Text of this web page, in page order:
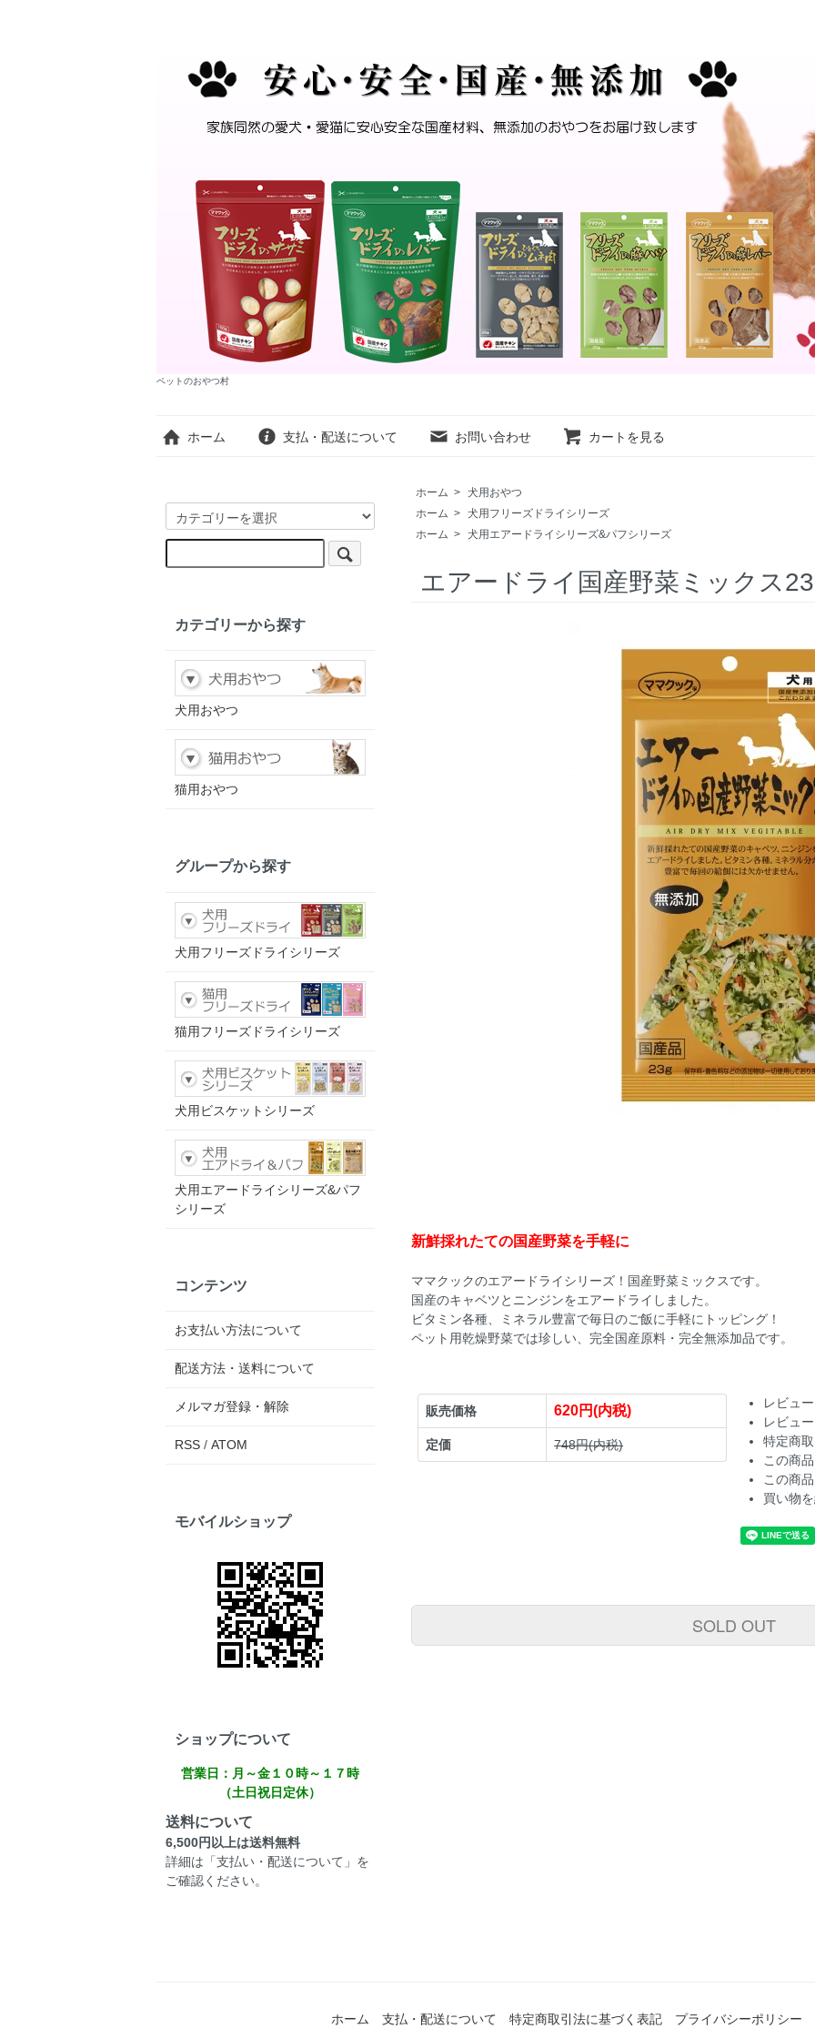
ペットのおやつ村
ホーム 支払・配送について お問い合わせ カートを見る
ホーム > 犬用おやつ
ホーム > 犬用フリーズドライシリーズ
ホーム > 犬用エアードライシリーズ&パフシリーズ
エアードライ国産野菜ミックス
新鮮採れたての国産野菜を手軽に
ママクックのエアードライシリーズ！国産野菜ミックスです。
国産のキャベツとニンジンをエアードライしました。
ビタミン各種、ミネラル豊富で毎日のご飯に手軽にトッピング！
ペット用乾燥野菜では珍しい、完全国産原料・完全無添加品です。
販売価格 620円(内税)
定価 748円(内税)
レビュ
レビュ
特定商
この商
この商
買い物
SOLD OUT
カテゴリーから探す
犬用おやつ
猫用おやつ
グループから探す
犬用フリーズドライシリーズ
猫用フリーズドライシリーズ
犬用ビスケットシリーズ
犬用エアードライシリーズ&パフ
シリーズ
コンテンツ
お支払い方法について
配送方法・送料について
メルマガ登録・解除
RSS / ATOM
モバイルショップ
ショップについて
営業日：月～金１０時～１７時
（土日祝日定休）
送料について
6,500円以上は送料無料
詳細は「支払い・配送について」を
ご確認ください。
ホーム 支払・配送について 特定商取引法に基づく表記 プライバシーポリシー